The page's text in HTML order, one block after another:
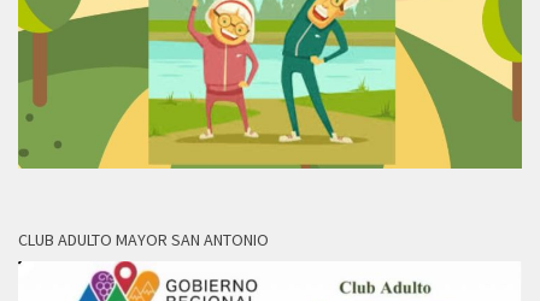
CLUB ADULTO MAYOR SAN ANTONIO